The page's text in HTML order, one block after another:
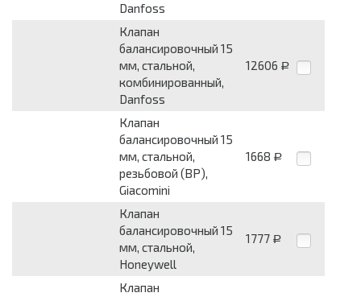
Danfoss
Клапан
балансировочный 15
мм, стальной,
комбинированный,
Danfoss
12606 Р
Клапан
балансировочный 15
мм, стальной,
резьбовой (ВР),
Giacomini
1668 Р
Клапан
балансировочный 15
мм, стальной,
Honeywell
1777 Р
Клапан